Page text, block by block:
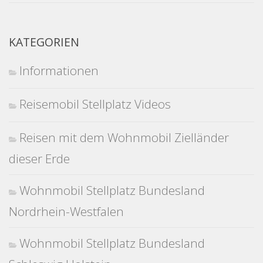
KATEGORIEN
Informationen
Reisemobil Stellplatz Videos
Reisen mit dem Wohnmobil Zielländer
dieser Erde
Wohnmobil Stellplatz Bundesland
Nordrhein-Westfalen
Wohnmobil Stellplatz Bundesland